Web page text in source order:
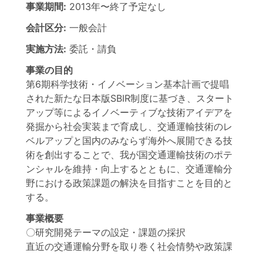
事業期間: 2013年〜終了予定なし
会計区分: 一般会計
実施方法: 委託・請負
事業の目的
第6期科学技術・イノベーション基本計画で提唱
された新たな日本版SBIR制度に基づき、スタート
アップ等によるイノベーティブな技術アイデアを
発掘から社会実装まで育成し、交通運輸技術のレ
ベルアップと国内のみならず海外へ展開できる技
術を創出することで、我が国交通運輸技術のポテ
ンシャルを維持・向上するとともに、交通運輸分
野における政策課題の解決を目指すことを目的と
する。
事業概要
〇研究開発テーマの設定・課題の採択
直近の交通運輸分野を取り巻く社会情勢や政策課